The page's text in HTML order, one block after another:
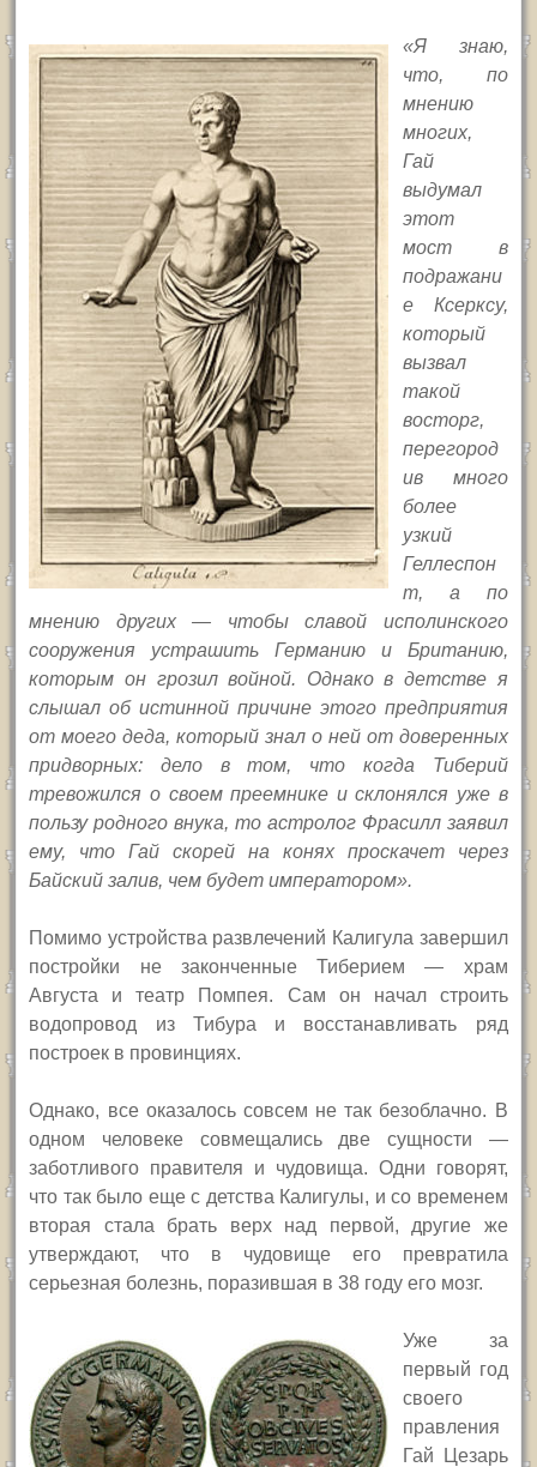
«Я знаю,
что, по
мнению
многих,
Гай
выдумал
этот
мост в
подражани
е Ксерксу,
который
вызвал
такой
восторг,
перегород
ив много
более
узкий
Геллеспон
т, а по
мнению других — чтобы славой исполинского
сооружения устрашить Германию и Британию,
которым он грозил войной. Однако в детстве я
слышал об истинной причине этого предприятия
от моего деда, который знал о ней от доверенных
придворных: дело в том, что когда Тиберий
тревожился о своем преемнике и склонялся уже в
пользу родного внука, то астролог Фрасилл заявил
ему, что Гай скорей на конях проскачет через
Байский залив, чем будет императором».
Помимо устройства развлечений Калигула завершил
постройки не законченные Тиберием — храм
Августа и театр Помпея. Сам он начал строить
водопровод из Тибура и восстанавливать ряд
построек в провинциях.
Однако, все оказалось совсем не так безоблачно. В
одном человеке совмещались две сущности —
заботливого правителя и чудовища. Одни говорят,
что так было еще с детства Калигулы, и со временем
вторая стала брать верх над первой, другие же
утверждают, что в чудовище его превратила
серьезная болезнь, поразившая в 38 году его мозг.
Уже за
первый год
своего
правления
Гай Цезарь